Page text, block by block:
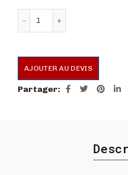
AJOUTER AU DEVIS
Partager